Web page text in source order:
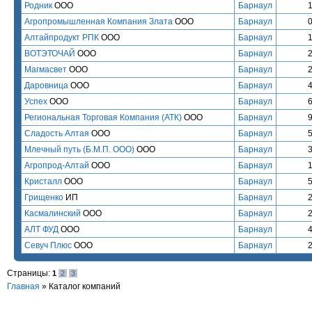
Родник ООО Барнаул
1
Агропромышленная Компания Злата ООО Барнаул
0
Алтайпродукт РПК ООО Барнаул
1
ВОТЭТОЧАЙ ООО Барнаул
2
Магмасвет ООО Барнаул
2
Даровница ООО Барнаул
4
Успех ООО Барнаул
6
Региональная Торговая Компания (АТК) ООО Барнаул
9
Сладость Алтая ООО Барнаул
5
Млечный путь (Б.М.П. ООО) ООО Барнаул
3
Агропрод-Алтай ООО Барнаул
1
Кристалл ООО Барнаул
5
Грищенко ИП Барнаул
2
Касмалинский ООО Барнаул
2
АЛТ ФУД ООО Барнаул
4
Севуч Плюс ООО Барнаул 2
Страницы: 1 2 3
Главная » Каталог компаний